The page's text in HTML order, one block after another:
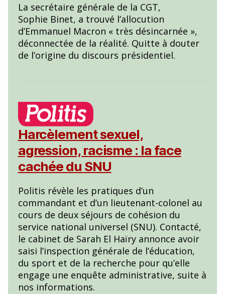
La secrétaire générale de la CGT,
Sophie Binet, a trouvé l’allocution
d’Emmanuel Macron « très désincarnée »,
déconnectée de la réalité. Quitte à douter
de l’origine du discours présidentiel.
Harcèlement sexuel,
agression, racisme : la face
cachée du SNU
Politis révèle les pratiques d’un
commandant et d’un lieutenant-colonel au
cours de deux séjours de cohésion du
service national universel (SNU). Contacté,
le cabinet de Sarah El Haïry annonce avoir
saisi l’inspection générale de l’éducation,
du sport et de la recherche pour qu’elle
engage une enquête administrative, suite à
nos informations.